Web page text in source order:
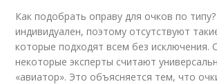
Как подобрать оправу для очков по
индивидуален, поэтому отсутствуют
которые подходят всем без исключения.
некоторые эксперты считают
«авиатор». Это объясняется тем, что